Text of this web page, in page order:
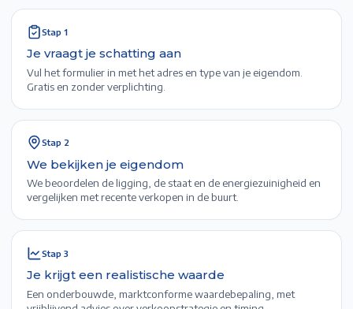
Stap 1
Je vraagt je schatting aan
Vul het formulier in met het adres en type van je eigendom.
Gratis en zonder verplichting.
Stap 2
We bekijken je eigendom
We beoordelen de ligging, de staat en de energiezuinigheid en
vergelijken met recente verkopen in de buurt.
Stap 3
Je krijgt een realistische waarde
Een onderbouwde, marktconforme waardebepaling, met